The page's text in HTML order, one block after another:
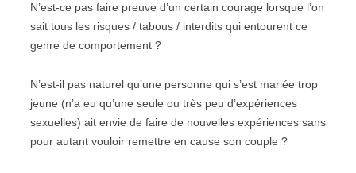
N’est-ce pas faire preuve d’un certain courage lorsque l’on
sait tous les risques / tabous / interdits qui entourent ce
genre de comportement ?
N’est-il pas naturel qu’une personne qui s’est mariée trop
jeune (n’a eu qu’une seule ou très peu d’expériences
sexuelles) ait envie de faire de nouvelles expériences sans
pour autant vouloir remettre en cause son couple ?